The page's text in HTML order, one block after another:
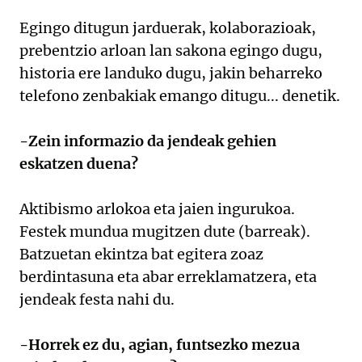
Egingo ditugun jarduerak, kolaborazioak,
prebentzio arloan lan sakona egingo dugu,
historia ere landuko dugu, jakin beharreko
telefono zenbakiak emango ditugu... denetik.
-Zein informazio da jendeak gehien
eskatzen duena?
Aktibismo arlokoa eta jaien ingurukoa.
Festek mundua mugitzen dute (barreak).
Batzuetan ekintza bat egitera zoaz
berdintasuna eta abar erreklamatzera, eta
jendeak festa nahi du.
-Horrek ez du, agian, funtsezko mezua